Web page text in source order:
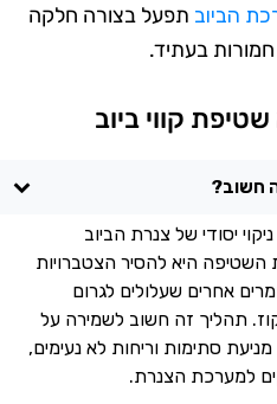
הביובתפעל בצורה חלקה
בעתיד.
קווי ביוב
חשוב?
יסודי של צנרת הביוב
היא להסיר הצטברויות
אחרים שעלולים לגרום
תהליך זה חשוב לשמירה על
סתימות וריחות לא נעימים,
למערכת הצנרת.